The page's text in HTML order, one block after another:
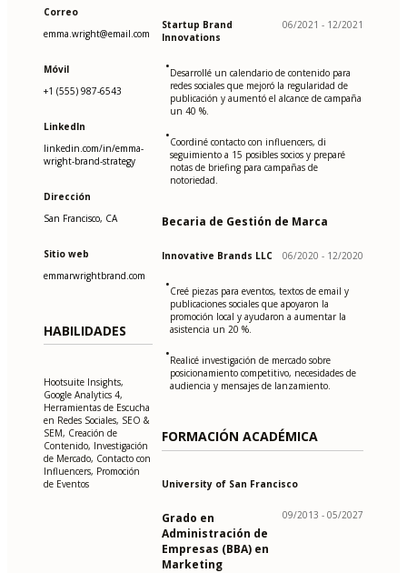
Correo
emma.wright@email.com
Móvil
+1 (555) 987-6543
LinkedIn
linkedin.com/in/emma-
wright-brand-strategy
Dirección
San Francisco, CA
Sitio web
emmarwrightbrand.com
HABILIDADES
Hootsuite Insights,
Google Analytics 4,
Herramientas de Escucha
en Redes Sociales, SEO &
SEM, Creación de
Contenido, Investigación
de Mercado, Contacto con
Influencers, Promoción
de Eventos
Startup Brand
Innovations
06/2021 - 12/2021
•Desarrollé un calendario de contenido para
redes sociales que mejoró la regularidad de
publicación y aumentó el alcance de campaña
un 40 %.
•Coordiné contacto con influencers, di
seguimiento a 15 posibles socios y preparé
notas de briefing para campañas de
notoriedad.
Becaria de Gestión de Marca
Innovative Brands LLC 06/2020 - 12/2020
•Creé piezas para eventos, textos de email y
publicaciones sociales que apoyaron la
promoción local y ayudaron a aumentar la
asistencia un 20 %.
•Realicé investigación de mercado sobre
posicionamiento competitivo, necesidades de
audiencia y mensajes de lanzamiento.
FORMACIÓN ACADÉMICA
University of San Francisco
Grado en
Administración de
Empresas (BBA) en
Marketing
09/2013 - 05/2027